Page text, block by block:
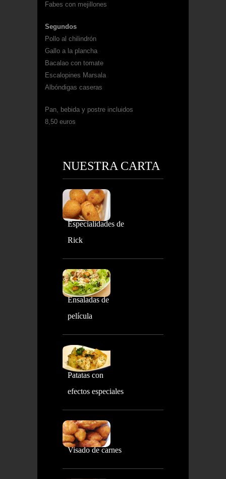
Fabes con mejillones
Segundos
Pollo al chilindrón
Gallo a la plancha
Bacalao con tomate
Escalopines Marsala
Albóndigas caseras
Pan, bebida y postre incluidos
8,50 euros
NUESTRA CARTA
Especialidades de
Rick
Ensaladas de
película
Patatas con
efectos especiales
Visado de carnes